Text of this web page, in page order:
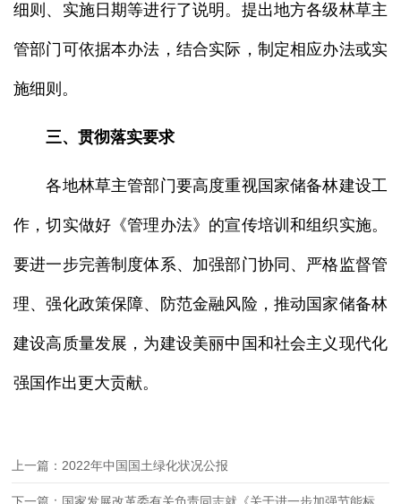
细则、实施日期等进行了说明。提出地方各级林草主
管部门可依据本办法，结合实际，制定相应办法或实
施细则。
三、贯彻落实要求
各地林草主管部门要高度重视国家储备林建设工
作，切实做好《管理办法》的宣传培训和组织实施。
要进一步完善制度体系、加强部门协同、严格监督管
理、强化政策保障、防范金融风险，推动国家储备林
建设高质量发展，为建设美丽中国和社会主义现代化
强国作出更大贡献。
上一篇：2022年中国国土绿化状况公报